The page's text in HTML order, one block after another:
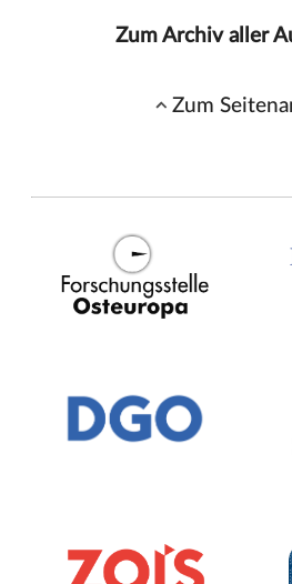
Zum Archiv aller
Zum